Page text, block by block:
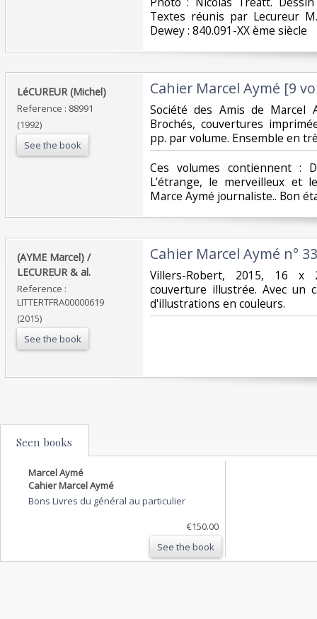
Textes réunis par Lecureur
Dewey : 840.091-XX ème siècle‎
‎LéCUREUR (Michel)‎
Reference : 88991
(1992)
See the book
‎Cahier Marcel Aymé [9
‎Société des Amis de Marcel
Brochés, couvertures
pp. par volume. Ensemble en
‎Ces volumes contiennent :
L’étrange, le merveilleux et
Marce Aymé journaliste.. Bon
‎(AYME Marcel) /
LECUREUR & al. ‎
Reference :
LITTERTFRA00000619
(2015)
See the book
‎Cahier Marcel Aymé n° 33‎
‎Villers-Robert, 2015, 16 x
couverture illustrée. Avec un
d'illustrations en couleurs.‎
Seen books
Marcel Aymé
Cahier Marcel Aymé
Bons Livres du général au particulier
€150.00
See the book